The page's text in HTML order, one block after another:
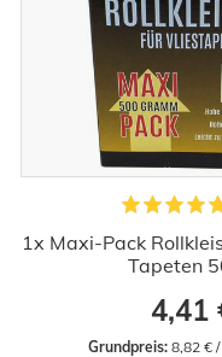
1x Maxi-Pack
Tapeten
4,41
Grundpreis: 8,82 €